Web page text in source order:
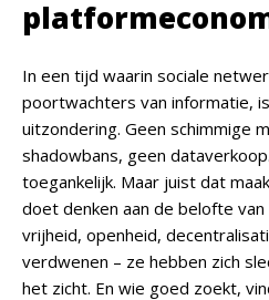
In een tijd waarin sociale
poortwachters van informatie,
uitzondering. Geen schimmige
shadowbans, geen
toegankelijk. Maar juist dat
doet denken aan de belofte
vrijheid, openheid,
verdwenen – ze hebben zich
het zicht. En wie goed zoekt,